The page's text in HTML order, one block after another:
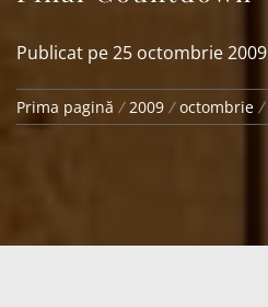
Publicat pe25 octombrie 2009
Prima pagină 2009 octombrie